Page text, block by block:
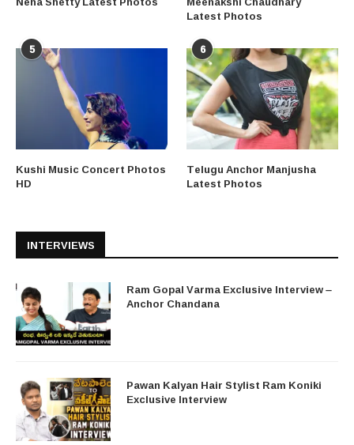
Latest Photos
5
Kushi Music Concert Photos
HD
6
Telugu Anchor Manjusha
Latest Photos
INTERVIEWS
Ram Gopal Varma Exclusive Interview –
Anchor Chandana
Pawan Kalyan Hair Stylist Ram Koniki
Exclusive Interview